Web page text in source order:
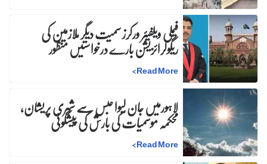
فیملی ویلفیئر ورکرز سمیت دیگر ملازمین کی
ریگولرائزیشن بارے درخواستیں منظور
Read More
>
لاہورمیں جان لیوا حبس سے شہری پریشان،
محکمہ موسمیات کی بارش کی پیشگوئی
Read More
>